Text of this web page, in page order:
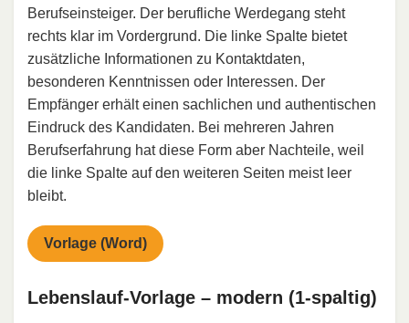
Berufseinsteiger. Der berufliche Werdegang steht
rechts klar im Vordergrund. Die linke Spalte bietet
zusätzliche Informationen zu Kontaktdaten,
besonderen Kenntnissen oder Interessen. Der
Empfänger erhält einen sachlichen und authentischen
Eindruck des Kandidaten. Bei mehreren Jahren
Berufserfahrung hat diese Form aber Nachteile, weil
die linke Spalte auf den weiteren Seiten meist leer
bleibt.
Vorlage (Word)
Lebenslauf-Vorlage – modern (1-spaltig)